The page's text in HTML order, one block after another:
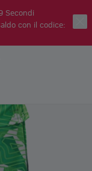
Secondi
con il codice: